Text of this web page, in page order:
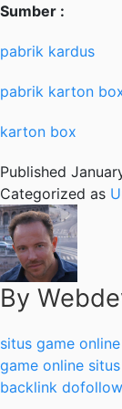
Sumber :
pabrik kardus
pabrik karton
karton box
Published
Categorized as
By
situs game online
game online
backlink dofollow